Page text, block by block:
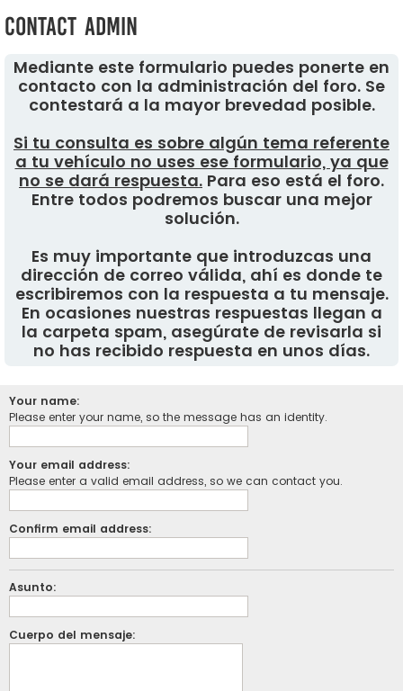
Contact Admin
Mediante este formulario puedes ponerte en
contacto con la administración del foro. Se
contestará a la mayor brevedad posible.
Si tu consulta es sobre algún tema referente
a tu vehículo no uses ese formulario, ya que
no se dará respuesta. Para eso está el foro.
Entre todos podremos buscar una mejor
solución.
Es muy importante que introduzcas una
dirección de correo válida, ahí es donde te
escribiremos con la respuesta a tu mensaje.
En ocasiones nuestras respuestas llegan a
la carpeta spam, asegúrate de revisarla si
no has recibido respuesta en unos días.
Your name:
Please enter your name, so the message has an identity.
Your email address:
Please enter a valid email address, so we can contact you.
Confirm email address:
Asunto:
Cuerpo del mensaje: